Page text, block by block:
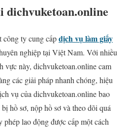
dichvuketoan.online
công ty cung cấpdịch vụ làm giấy
nghiệp tại Việt Nam. Với nhiều
vực này, dichvuketoan.online cam
các giải pháp nhanh chóng, hiệu
vụ của dichvuketoan.online bao
hồ sơ, nộp hồ sơ và theo dõi quá
lao động được cấp một cách